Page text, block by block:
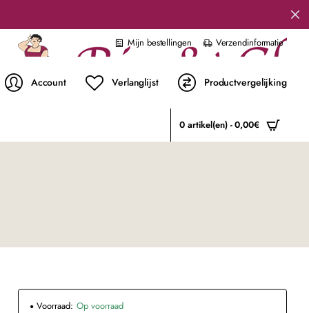
Mijn bestellingen Verzendinformatie
Account Verlanglijst Productvergelijking
0 artikel(en) - 0,00€
Voorraad: Op voorraad